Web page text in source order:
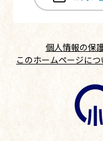
個人情報の保
このホームページにつ